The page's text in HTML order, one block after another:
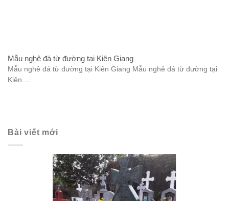
Mẫu nghê đá từ đường tại Kiên Giang
Mẫu nghê đá từ đường tại Kiên Giang Mẫu nghê đá từ đường tại
Kiên ...
Bài viết mới